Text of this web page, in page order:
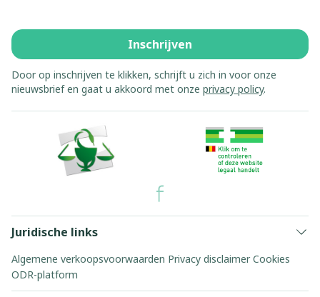
Inschrijven
Door op inschrijven te klikken, schrijft u zich in voor onze
nieuwsbrief en gaat u akkoord met onze privacy policy.
Juridische links
Algemene verkoopsvoorwaarden Privacy disclaimer Cookies
ODR-platform